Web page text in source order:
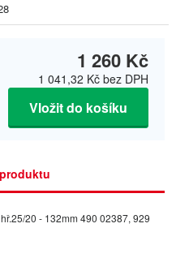
1 260 Kč
1 041,32 Kč bez DPH
Vložit do košíku
20 - 132mm 490 02387, 929